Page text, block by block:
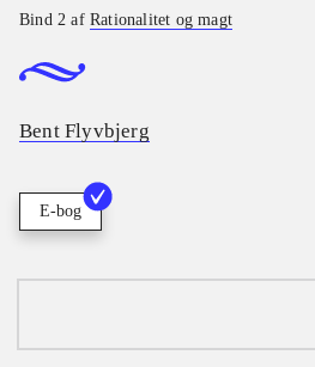
Bind 2 afRationalitet og magt
Bent Flyvbjerg
E-bog